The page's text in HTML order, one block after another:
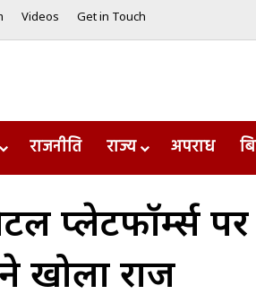
Videos Get in Touch
राजनीति राज्य अपराध
प्लेटफॉर्म्स
खोला राज